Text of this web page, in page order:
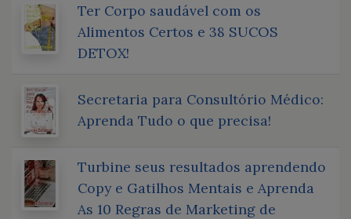
Ter Corpo saudável com os
Alimentos Certos e 38 SUCOS
DETOX!
Secretaria para Consultório Médico:
Aprenda Tudo o que precisa!
Turbine seus resultados aprendendo
Copy e Gatilhos Mentais e Aprenda
As 10 Regras de Marketing de